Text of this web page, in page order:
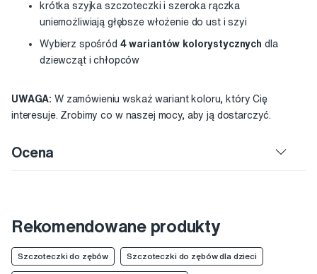
krótka szyjka szczoteczki i szeroka rączka
uniemożliwiają głębsze włożenie do ust i szyi
Wybierz spośród 4 wariantów kolorystycznych dla
dziewcząt i chłopców
UWAGA:W zamówieniu wskaż wariant koloru, który Cię
interesuje. Zrobimy co w naszej mocy, aby ją dostarczyć.
Ocena
Rekomendowane produkty
Szczoteczki do zębów Szczoteczki do zębów dla dzieci